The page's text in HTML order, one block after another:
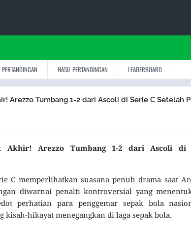
HASIL PERTANDINGAN LEADERBOARD
Arezzo Tumbang 1-2 dari Ascoli di Serie C Setelah
Akhir! Arezzo Tumbang 1-2 dari Ascoli di
C memperlihatkan suasana penuh drama saat
diwarnai penalti kontroversial yang
perhatian para penggemar sepak bola
kisah-hikayat menegangkan di laga sepak bola.